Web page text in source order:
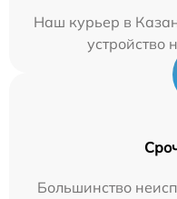
Наш курьер в
устройство
Большинство